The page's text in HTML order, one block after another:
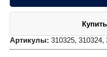
Артикулы: 310325, 310324,